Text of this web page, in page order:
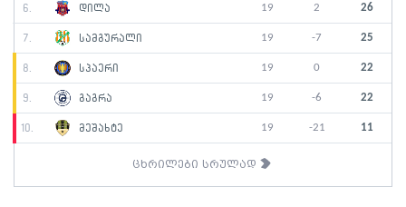
6. დილა 19 2 26
7. სამგურალი 19 -7 25
8. სპაერი 19 0 22
9. გაგრა 19 -6 22
10. მეშახტე 19 -21 11
ცხრილები სრულად